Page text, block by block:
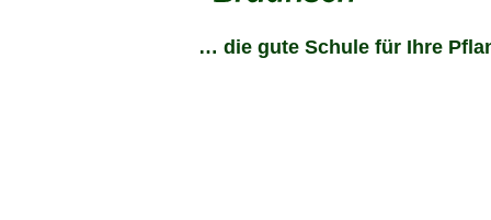
… die gute Schule für Ihre